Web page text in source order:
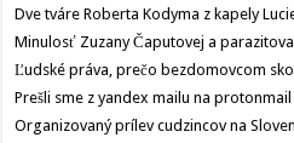
Dve tváre Roberta Kodyma z kapely
Minulosť Zuzany Čaputovej a
Ľudské práva, prečo bezdomovcom
Prešli sme z yandex mailu na
Organizovaný prílev cudzincov na